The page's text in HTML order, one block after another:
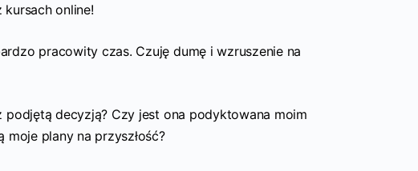
online!
pracowity czas. Czuję dumę i wzruszenie na
decyzją? Czy jest ona podyktowana moim
plany na przyszłość?